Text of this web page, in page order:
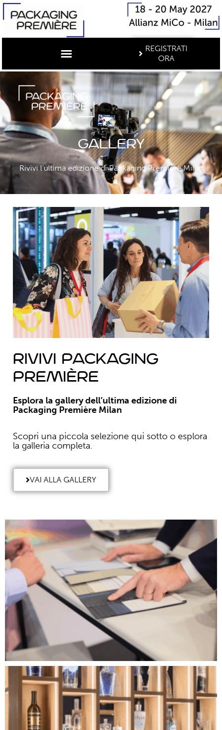
REGISTRATI
ORA
Gallery
Rivivi l’ultima edizione di Packaging Première Milan
RIVIVI PACKAGING
PREMIèRE
Esplora la gallery dell’ultima edizione di
Packaging Première Milan
Scopri una piccola selezione qui sotto o esplora
la galleria completa.
VAI ALLA GALLERY